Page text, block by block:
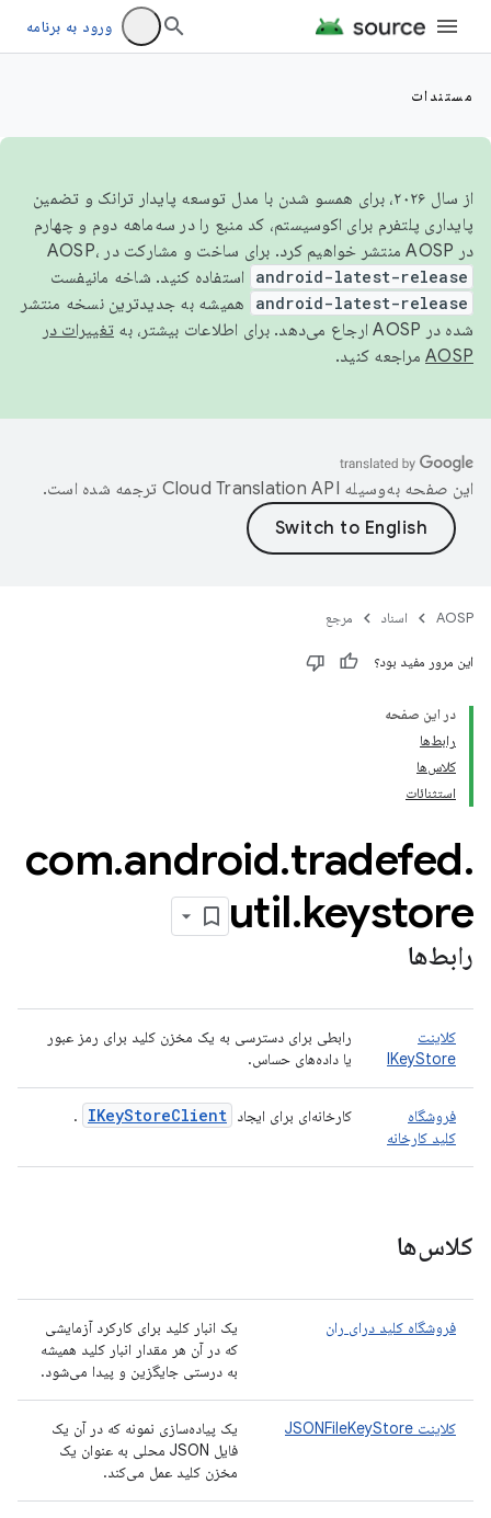
ورود به برنامه
مستندات
از سال ۲۰۲۶، برای همسو شدن با مدل توسعه پایدار ترانک و تضمین
پایداری پلتفرم برای اکوسیستم، کد منبع را در سه‌ماهه دوم و چهارم
در AOSP منتشر خواهیم کرد. برای ساخت و مشارکت در AOSP،
android-latest-release استفاده کنید. شاخه مانیفست
android-latest-release
همیشه به جدیدترین نسخه منتشر
شده در AOSP ارجاع می‌دهد. برای اطلاعات بیشتر، به
تغییرات در
AOSP مراجعه کنید.
این صفحه به‌وسیله ترجمه شده است.
AOSP اسناد مرجع
این مرور مفید بود؟
در این صفحه
رابط‌ها
کلاس‌ها
استثنائات
com.android.tradefed.
util.keystore
رابط‌ها
کلاینت
IKeyStore
رابطی برای دسترسی به یک مخزن کلید برای رمز عبور
یا داده‌های حساس.
فروشگاه
کلید کارخانه
کارخانه‌ای برای ایجاد IKeyStoreClient
.
کلاس‌ها
فروشگاه کلید درای ران
یک انبار کلید برای کارکرد آزمایشی
که در آن هر مقدار انبار کلید همیشه
به درستی جایگزین و پیدا می‌شود.
کلاینت JSONFileKeyStore
یک پیاده‌سازی نمونه که در آن یک
فایل JSON محلی به عنوان یک
مخزن کلید عمل می‌کند.